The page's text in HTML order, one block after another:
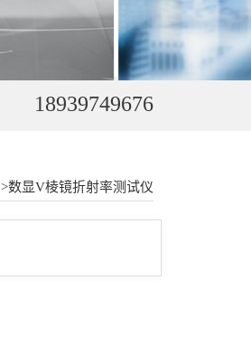
18939749676
>数显V棱镜折射率测试仪